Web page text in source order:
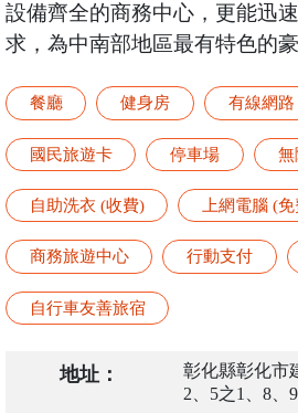
設備齊全的商務中心，更能迅
求，為中南部地區最有特色的豪
餐廳 健身房 有線網路
國民旅遊卡 停車場 無
自助洗衣 (收費) 上網電腦 (
商務旅遊中心 行動支付
自行車友善旅宿
地址：
彰化縣彰化市
2、5之1、8、